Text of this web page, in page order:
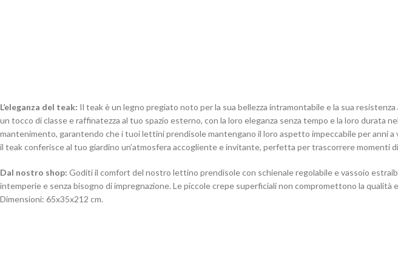
L’eleganza del teak: Il teak è un legno pregiato noto per la sua bellezza intramontabile e la sua
un tocco di classe e raffinatezza al tuo spazio esterno, con la loro eleganza senza tempo e la loro durata
mantenimento, garantendo che i tuoi lettini prendisole mantengano il loro aspetto impeccabile per anni a
il teak conferisce al tuo giardino un’atmosfera accogliente e invitante, perfetta per trascorrere momenti di
Dal nostro shop: Goditi il comfort del nostro lettino prendisole con schienale regolabile e vassoio
intemperie e senza bisogno di impregnazione. Le piccole crepe superficiali non compromettono la
Dimensioni: 65x35x212 cm.